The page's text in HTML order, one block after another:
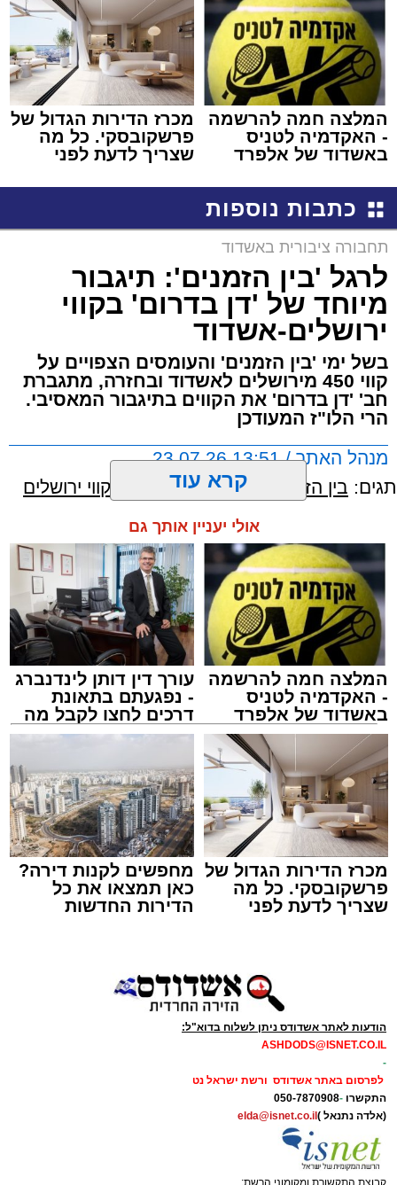
המלצה חמה להרשמה
- האקדמיה לטניס
באשדוד של אלפרד
מכרז הדירות הגדול של
פרשקובסקי. כל מה
שצריך לדעת לפני
באשדוד
כתבות נוספות
תחבורה ציבורית באשדוד
לרגל 'בין הזמנים': תיגבור
מיוחד של 'דן בדרום' בקווי
ירושלים-אשדוד
בשל ימי 'בין הזמנים' והעומסים הצפויים על
קווי 450 מירושלים לאשדוד ובחזרה, מתגברת
חב' 'דן בדרום' את הקווים בתיגבור המאסיבי.
הרי הלו"ז המעודכן
מנהל האתר / 13:51 23.07.26
תגים: בין הזמנים דן בדרום, תיגבור קווי ירושלים
לוז תיגבור דן בדרום
מעוניינים להגיב? לדווח ? צרו איתנו קשר במייל -
קרא עוד
אולי יעניין אותך גם
המלצה חמה להרשמה
- האקדמיה לטניס
באשדוד של אלפרד
קריאולנסקי - לילדים
עורך דין דותן לינדנברג
- נפגעתם בתאונת
דרכים לחצו לקבל מה
שמגיע לכם
מכרז הדירות הגדול של
פרשקובסקי. כל מה
שצריך לדעת לפני
מחפשים לקנות דירה?
כאן תמצאו את כל
הדירות החדשות
הודעות לאתר אשדודס ניתן לשלוח בדוא"ל:
ASHDODS@ISNET.CO.IL
-
לפרסום באתר אשדודס ורשת ישראל נט
התקשרו -
050-7870908
(אלדה נתנאל ) elda@isnet.co.il